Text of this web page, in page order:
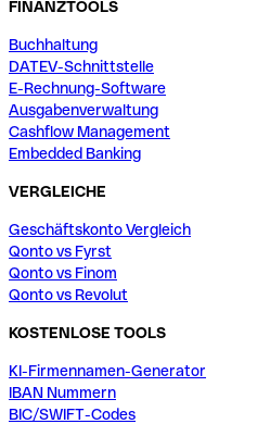
FINANZTOOLS
Buchhaltung
DATEV-Schnittstelle
E-Rechnung-Software
Ausgabenverwaltung
Cashflow Management
Embedded Banking
VERGLEICHE
Geschäftskonto Vergleich
Qonto vs Fyrst
Qonto vs Finom
Qonto vs Revolut
KOSTENLOSE TOOLS
KI-Firmennamen-Generator
IBAN Nummern
BIC/SWIFT-Codes